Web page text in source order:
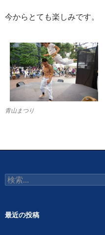
今からとても楽しみです。
青山まつり
検
索:
最近の投稿